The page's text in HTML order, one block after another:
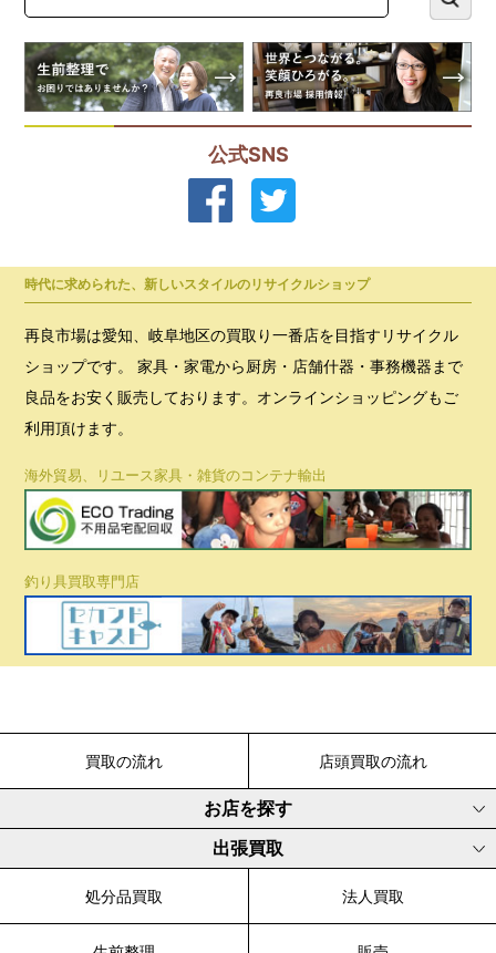
公式SNS
時代に求められた、新しいスタイルのリサイクルショップ
再良市場は愛知、岐阜地区の買取り一番店を目指すリサイクル
ショップです。 家具・家電から厨房・店舗什器・事務機器まで
良品をお安く販売しております。オンラインショッピングもご
利用頂けます。
海外貿易、リユース家具・雑貨のコンテナ輸出
釣り具買取専門店
買取の流れ 店頭買取の流れ
お店を探す
出張買取
処分品買取 法人買取